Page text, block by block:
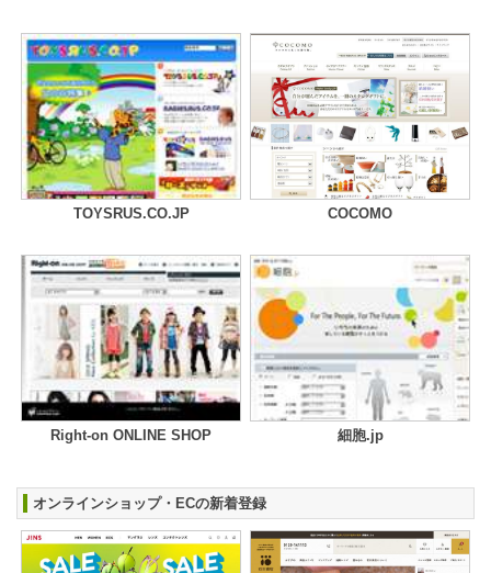
TOYSRUS.CO.JP COCOMO
Right-on ONLINE SHOP 細胞.jp
オンラインショップ・ECの新着登録